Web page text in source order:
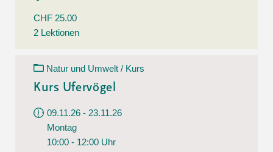
CHF 25.00
2 Lektionen
Natur und Umwelt / Kurs
Kurs Ufervögel
09.11.26 - 23.11.26
Montag
10:00 - 12:00 Uhr